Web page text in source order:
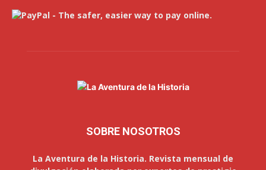
SOBRE NOSOTROS
La Aventura de la Historia. Revista mensual de